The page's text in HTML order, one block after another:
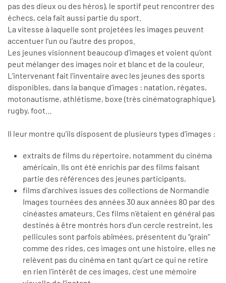
pas des dieux ou des héros), le sportif peut rencontrer des
échecs, cela fait aussi partie du sport.
La vitesse à laquelle sont projetées les images peuvent
accentuer l’un ou l’autre des propos.
Les jeunes visionnent beaucoup d’images et voient qu’ont
peut mélanger des images noir et blanc et de la couleur.
L’intervenant fait l’inventaire avec les jeunes des sports
disponibles, dans la banque d’images : natation, régates,
motonautisme, athlétisme, boxe (très cinématographique),
rugby, foot…
Il leur montre qu’ils disposent de plusieurs types d’images :
extraits de films du répertoire, notamment du cinéma
américain. Ils ont été enrichis par des films faisant
partie des références des jeunes participants,
films d’archives issues des collections de Normandie
Images tournées des années 30 aux années 80 par des
cinéastes amateurs. Ces films n’étaient en général pas
destinés à être montrés hors d’un cercle restreint, les
pellicules sont parfois abîmées, présentent du “grain”
comme des rides, ces images ont une histoire, elles ne
relèvent pas du cinéma en tant qu’art ce qui ne retire
en rien l’intérêt de ces images, c’est une mémoire